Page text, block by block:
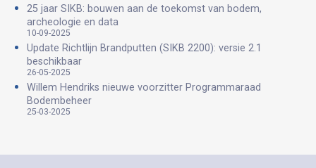
25 jaar SIKB: bouwen aan de toekomst van bodem,
archeologie en data
10-09-2025
Update Richtlijn Brandputten (SIKB 2200): versie 2.1
beschikbaar
26-05-2025
Willem Hendriks nieuwe voorzitter Programmaraad
Bodembeheer
25-03-2025